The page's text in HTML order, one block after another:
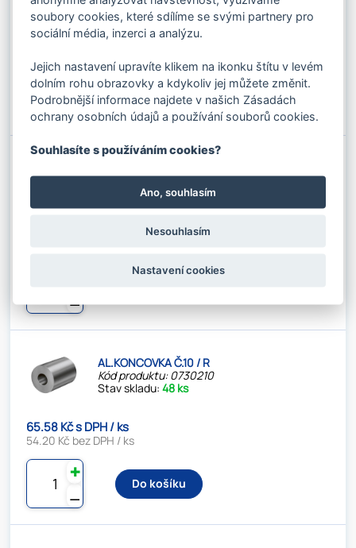
40.41 Kč s DPH / ks
⚊
✚
Do košíku
Kód produktu: 0730209
Stav skladu: 25 ks
⚊
AL.KONCOVKA Č.10 / R
Kód produktu: 0730210
Stav skladu:48 ks
65.58 Kč s DPH / ks
54.20 Kč bez DPH / ks
⚊
✚
Do košíku
soubory cookies, které sdílíme se svými partnery pro
sociální média, inzerci a analýzu.
Jejich nastavení upravíte klikem na ikonku štítu v levém
dolním rohu obrazovky a kdykoliv jej můžete změnit.
Podrobnější informace najdete v našich Zásadách
ochrany osobních údajů a používání souborů cookies.
Souhlasíte s používáním cookies?
Ano, souhlasím
Nesouhlasím
Nastavení cookies